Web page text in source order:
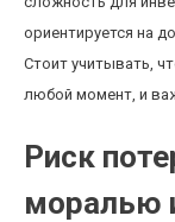
ориентируется на
Стоит учитывать,
любой момент, и
Риск
моралью